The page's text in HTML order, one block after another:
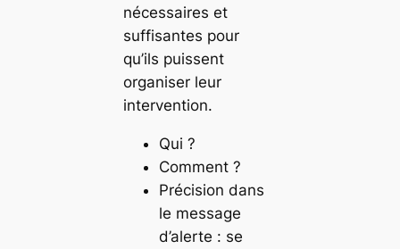
nécessaires et
suffisantes pour
qu’ils puissent
organiser leur
intervention.
Qui ?
Comment ?
Précision dans
le message
d’alerte : se